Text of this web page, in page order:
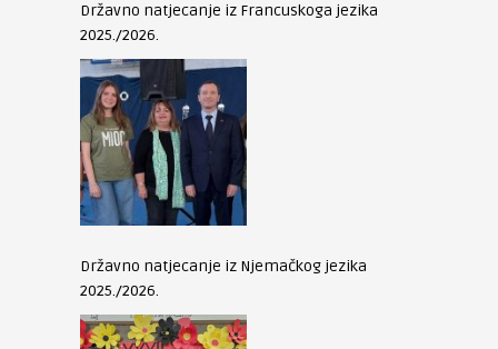
Državno natjecanje iz Francuskoga jezika
2025./2026.
Državno natjecanje iz Njemačkog jezika
2025./2026.